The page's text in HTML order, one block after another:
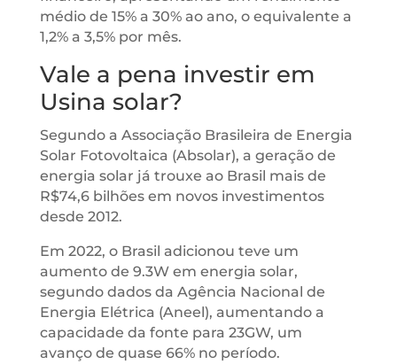
médio de 15% a 30% ao ano, o equivalente a
1,2% a 3,5% por mês.
Vale a pena investir em
Usina solar?
Segundo a Associação Brasileira de Energia
Solar Fotovoltaica (Absolar), a geração de
energia solar já trouxe ao Brasil mais de
R$74,6 bilhões em novos investimentos
desde 2012.
Em 2022, o Brasil adicionou teve um
aumento de 9.3W em energia solar,
segundo dados da Agência Nacional de
Energia Elétrica (Aneel), aumentando a
capacidade da fonte para 23GW, um
avanço de quase 66% no período.